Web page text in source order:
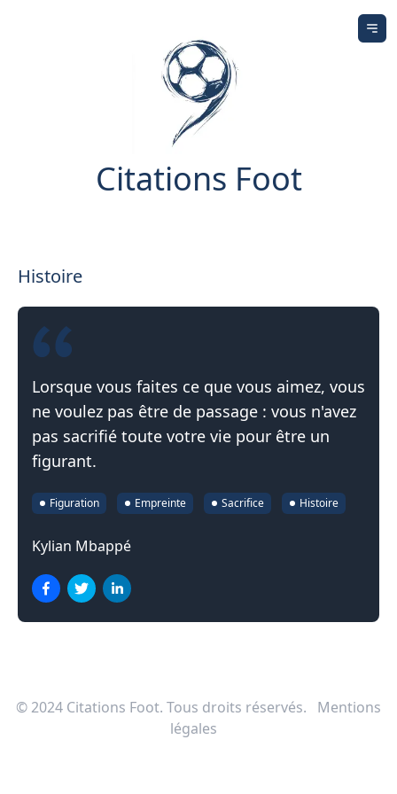
Citations Foot
Histoire
Lorsque vous faites ce que vous aimez, vous
ne voulez pas être de passage : vous n'avez
pas sacrifié toute votre vie pour être un
figurant.
Figuration Empreinte Sacrifice Histoire
Kylian Mbappé
© 2024 Citations Foot. Tous droits réservés.
Mentions
légales